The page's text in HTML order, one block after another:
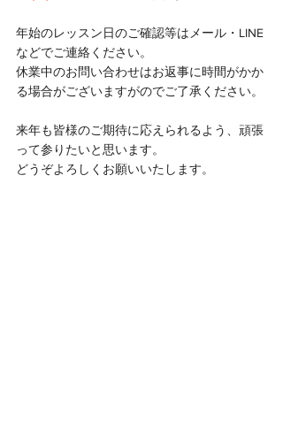
年始のレッスン日のご確認等はメール・LINE
などでご連絡ください。
休業中のお問い合わせはお返事に時間がかか
る場合がございますがのでご了承ください。
来年も皆様のご期待に応えられるよう、頑張
って参りたいと思います。
どうぞよろしくお願いいたします。